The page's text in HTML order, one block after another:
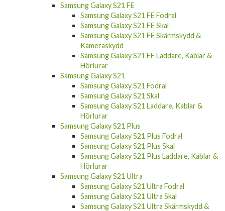
Samsung Galaxy S21 FE Fodral
Samsung Galaxy S21 FE Skal
Samsung Galaxy S21 FE Skärmskydd &
Kameraskydd
Samsung Galaxy S21 FE Laddare, Kablar &
Hörlurar
Samsung Galaxy S21
Samsung Galaxy S21 Fodral
Samsung Galaxy S21 Skal
Samsung Galaxy S21 Laddare, Kablar &
Hörlurar
Samsung Galaxy S21 Plus
Samsung Galaxy S21 Plus Fodral
Samsung Galaxy S21 Plus Skal
Samsung Galaxy S21 Plus Laddare, Kablar &
Hörlurar
Samsung Galaxy S21 Ultra
Samsung Galaxy S21 Ultra Fodral
Samsung Galaxy S21 Ultra Skal
Samsung Galaxy S21 Ultra Skärmskydd &
Kameraskydd